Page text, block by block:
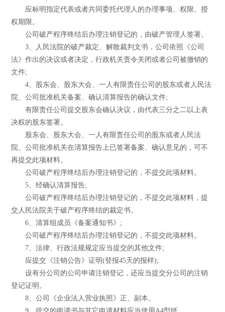
应标明指定代表或者共同委托代理人的办理事项、权限、授
权期限。
公司破产程序终结后办理注销登记的，由破产管理人签署。
3、人民法院的破产裁定、解散裁判文书，公司依照《公司
法》作出的决议或者决定，行政机关责令关闭或者公司被撤销的
文件;
4、股东会、股东大会、一人有限责任公司的股东或者人民法
院、公司批准机关备案、确认清算报告的确认文件;
有限责任公司提交股东会确认决议，由代表三分之二以上表
决权的股东签署。
股东会、股东大会、一人有限责任公司的股东或者人民法
院、公司批准机关在清算报告上已签署备案、确认意见的，可不
再提交此项材料。
公司破产程序终结后办理注销登记的，不提交此项材料。
5、经确认清算报告;
公司破产程序终结后办理注销登记的，不提交此项材料，提
交人民法院关于破产程序终结的裁定书。
6、清算组成员《备案通知书》;
公司破产程序终结后办理注销登记的，不提交此项材料。
7、法律、行政法规规定应当提交的其他文件;
应提交《注销公告》证明(登报45天的报样);
设有分公司的公司申请注销登记，还应当提交分公司的注销
登记证明。
8、公司《企业法人营业执照》正、副本。